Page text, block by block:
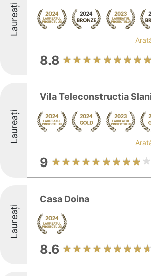
Laureați
8.8
Laureați
Vila Teleconstructia
9
Laureați
Casa Doina
8.6